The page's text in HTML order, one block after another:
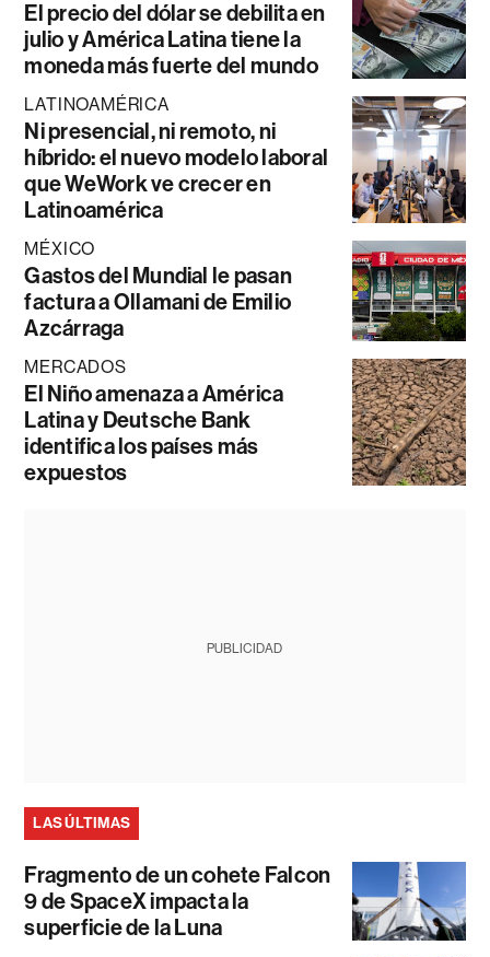
El precio del dólar se debilita en
julio y América Latina tiene la
moneda más fuerte del mundo
LATINOAMÉRICA
Ni presencial, ni remoto, ni
híbrido: el nuevo modelo laboral
que WeWork ve crecer en
Latinoamérica
MÉXICO
Gastos del Mundial le pasan
factura a Ollamani de Emilio
Azcárraga
MERCADOS
El Niño amenaza a América
Latina y Deutsche Bank
identifica los países más
expuestos
PUBLICIDAD
LAS ÚLTIMAS
Fragmento de un cohete Falcon
9 de SpaceX impacta la
superficie de la Luna